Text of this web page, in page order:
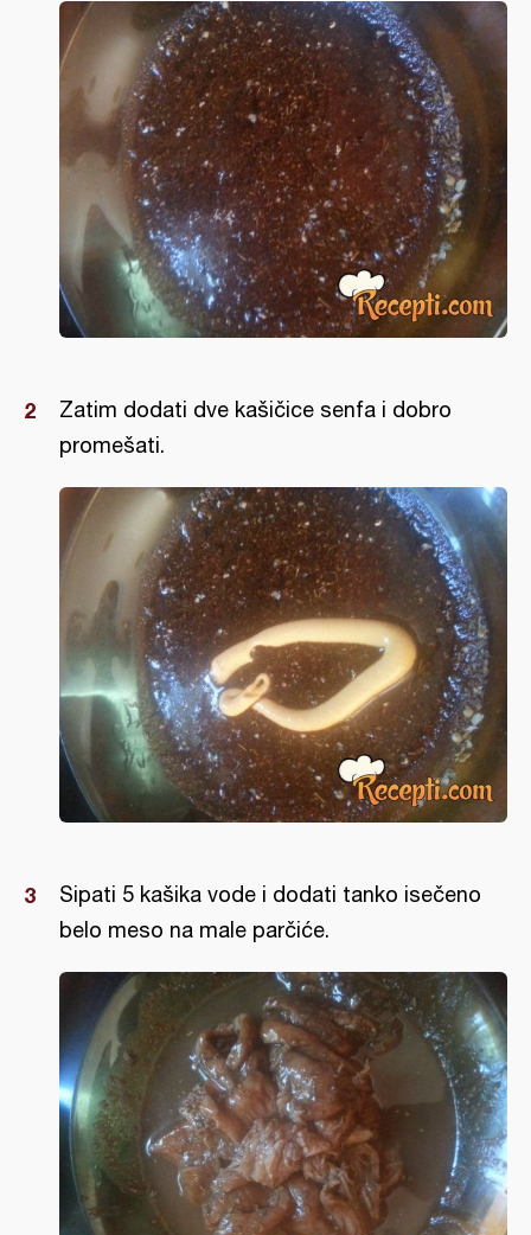
Zatim dodati dve kašičice senfa i dobro
promešati.
Sipati 5 kašika vode i dodati tanko isečeno
belo meso na male parčiće.